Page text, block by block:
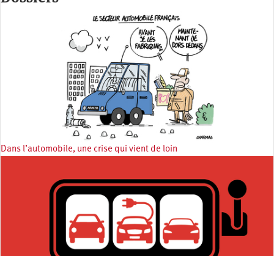
Dans l’automobile, une crise qui vient de loin